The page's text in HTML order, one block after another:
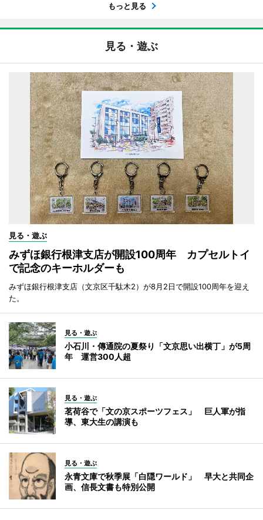
もっと見る
見る・遊ぶ
見る・遊ぶ
みずほ銀行根津支店が開設100周年 カプセルトイ
で記念のキーホルダーも
みずほ銀行根津支店（文京区千駄木2）が8月2日で開設100周年を迎え
た。
見る・遊ぶ
小石川・傳通院の夏祭り「文京思い出横丁」が5周
年 運営300人超
見る・遊ぶ
茗荷谷で「文の京スポーツフェス」 巨人軍が指
導、東大生の講演も
見る・遊ぶ
永青文庫で秋季展「白隠ワールド」 早大と共同企
画、信長文書も特別公開